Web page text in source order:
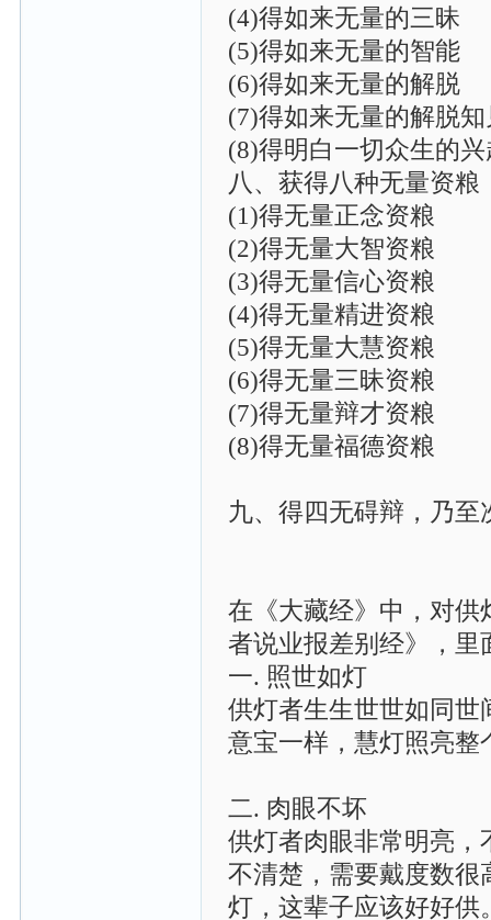
(4)得如来无量的三昧
(5)得如来无量的智能
(6)得如来无量的解脱
(7)得如来无量的解脱知
(8)得明白一切众生的
八、获得八种无量资粮
(1)得无量正念资粮
(2)得无量大智资粮
(3)得无量信心资粮
(4)得无量精进资粮
(5)得无量大慧资粮
(6)得无量三昧资粮
(7)得无量辩才资粮
(8)得无量福德资粮
九、得四无碍辩，乃至
在《大藏经》中，对供
者说业报差别经》，里
一. 照世如灯
供灯者生生世世如同世
意宝一样，慧灯照亮整
二. 肉眼不坏
供灯者肉眼非常明亮，
不清楚，需要戴度数很
灯，这辈子应该好好供